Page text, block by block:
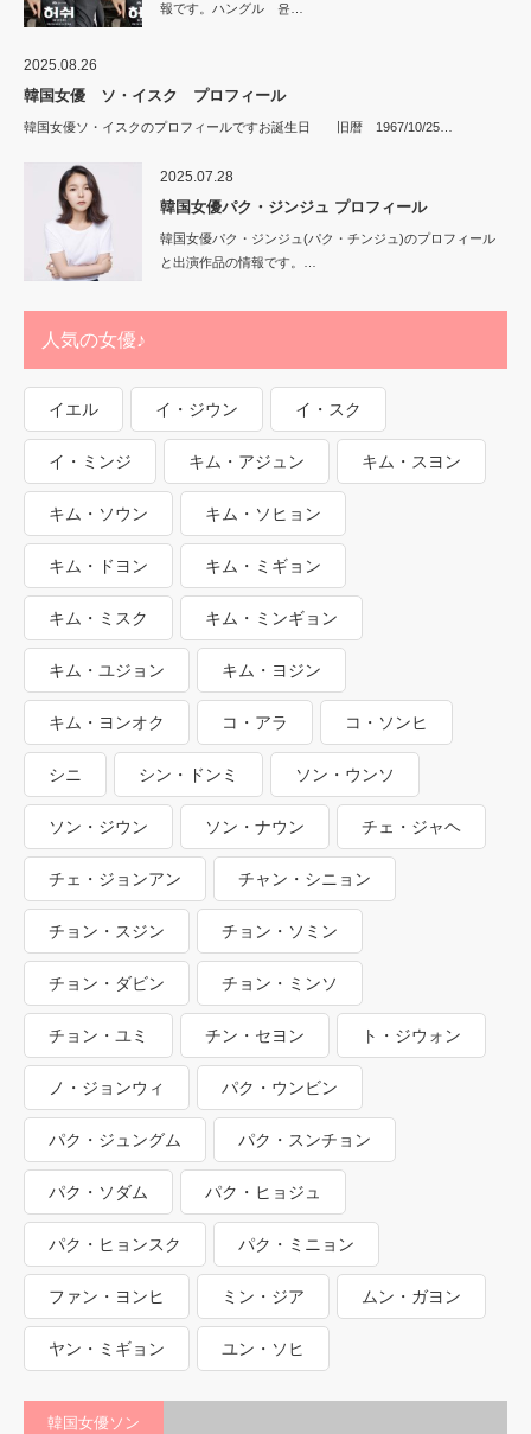
報です。ハングル 윤…
2025.08.26
韓国女優 ソ・イスク プロフィール
韓国女優ソ・イスクのプロフィールですお誕生日 旧暦 1967/10/25…
2025.07.28
韓国女優パク・ジンジュ プロフィール
韓国女優パク・ジンジュ(パク・チンジュ)のプロフィール
と出演作品の情報です。…
人気の女優♪
イエル イ・ジウン イ・スク
イ・ミンジ キム・アジュン キム・スヨン
キム・ソウン キム・ソヒョン
キム・ドヨン キム・ミギョン
キム・ミスク キム・ミンギョン
キム・ユジョン キム・ヨジン
キム・ヨンオク コ・アラ コ・ソンヒ
シニ シン・ドンミ ソン・ウンソ
ソン・ジウン ソン・ナウン チェ・ジャヘ
チェ・ジョンアン チャン・シニョン
チョン・スジン チョン・ソミン
チョン・ダビン チョン・ミンソ
チョン・ユミ チン・セヨン ト・ジウォン
ノ・ジョンウィ パク・ウンビン
パク・ジュングム パク・スンチョン
パク・ソダム パク・ヒョジュ
パク・ヒョンスク パク・ミニョン
ファン・ヨンヒ ミン・ジア ムン・ガヨン
ヤン・ミギョン ユン・ソヒ
韓国女優ソン